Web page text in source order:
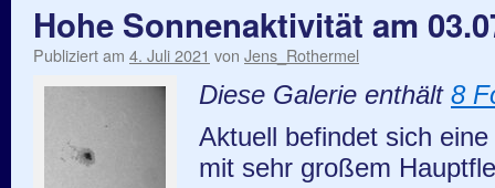
Hohe Sonnenaktivität am
Publiziert am 4. Juli 2021 von Jens_Rothermel
Diese Galerie enthält 8
Aktuell befindet sich
mit sehr großem